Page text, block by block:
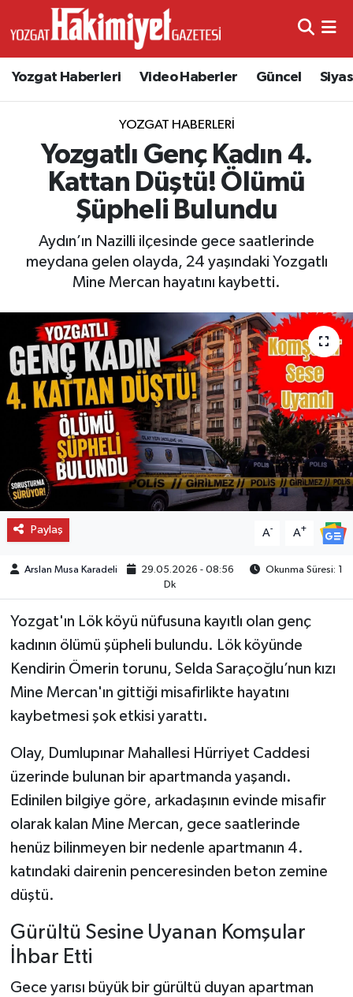
Yozgat Haberleri Video Haberler Güncel
YOZGAT HABERLERI
Yozgatlı Genç Kadın 4.
Kattan Düştü! Ölümü
Şüpheli Bulundu
Aydın’ın Nazilli ilçesinde gece saatlerinde
meydana gelen olayda, 24 yaşındaki Yozgatlı
Mine Mercan hayatını kaybetti.
Paylaş A- A+
Arslan Musa Karadeli 29.05.2026 - 08:56
Okunma Süresi: 1
Dk
Yozgat'ın Lök köyü nüfusuna kayıtlı olan genç
kadının ölümü şüpheli bulundu. Lök köyünde
Kendirin Ömerin torunu, Selda Saraçoğlu’nun kızı
Mine Mercan'ın gittiği misafirlikte hayatını
kaybetmesi şok etkisi yarattı.
Olay, Dumlupınar Mahallesi Hürriyet Caddesi
üzerinde bulunan bir apartmanda yaşandı.
Edinilen bilgiye göre, arkadaşının evinde misafir
olarak kalan Mine Mercan, gece saatlerinde
henüz bilinmeyen bir nedenle apartmanın 4.
katındaki dairenin penceresinden beton zemine
düştü.
Gürültü Sesine Uyanan Komşular
İhbar Etti
Gece yarısı büyük bir gürültü duyan apartman